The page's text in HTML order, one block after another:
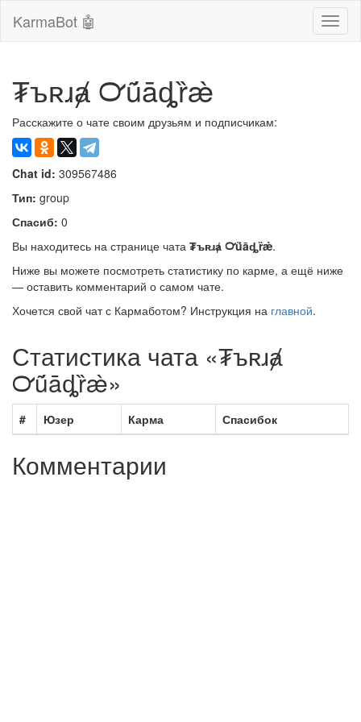
KarmaBot 🤖
₮ъʀɹⱥ ℺ṹāȡȑæ̀
Расскажите о чате своим друзьям и подписчикам:
Chat id: 309567486
Тип: group
Спасиб: 0
Вы находитесь на странице чата ₮ъʀɹⱥ ℺ṹāȡȑæ̀.
Ниже вы можете посмотреть статистику по карме, а ещё ниже
— оставить комментарий о самом чате.
Хочется свой чат с Кармаботом? Инструкция на главной.
Статистика чата «₮ъʀɹⱥ
℺ṹāȡȑæ̀»
# Юзер Карма Спасибок
Комментарии